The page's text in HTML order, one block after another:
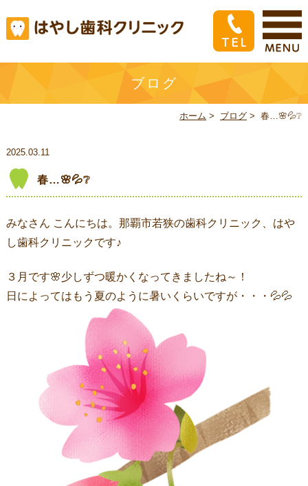
ブログ
ホーム > ブログ > 春…🌸💦❔
2025.03.11
春…🌸💦❔
みなさん こんにちは。那覇市若狭の歯科クリニック、はや
し歯科クリニックです♪
３月です🌸少しずつ暖かくなってきましたね～！
日によってはもう夏のように暑いくらいですが・・・💦💦